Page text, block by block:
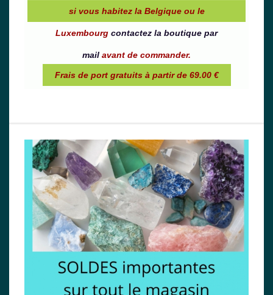
si vous habitez la Belgique ou le
Luxembourg contactez la boutique par
mail avant de commander.
Frais de port gratuits à partir de 69.00 €